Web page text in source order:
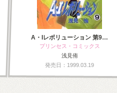
A・Iレボリューション 第9…
プリンセス・コミックス
浅見侑
発売日：1999.03.19